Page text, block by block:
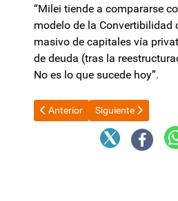
“Milei tiende a compararse
modelo de la Convertibilidad
masivo de capitales vía
de deuda (tras la
No es lo que sucede hoy”.
Artículo anterior: Todavía sin
Anterior Artículo siguiente:
Siguiente